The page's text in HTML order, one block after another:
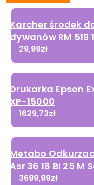
Karcher środek
dywanów RM 519
29,99zł
Drukarka Epson
XP-15000
1629,73zł
Metabo
Asr 36 18 Bl 25
3699,99zł